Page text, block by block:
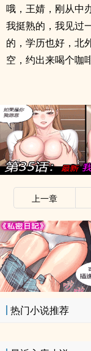
哦，王婧，刚从中
我挺熟的，我见过
的，学历也好，北
空，约出来喝个咖
上一章
热门小说推荐